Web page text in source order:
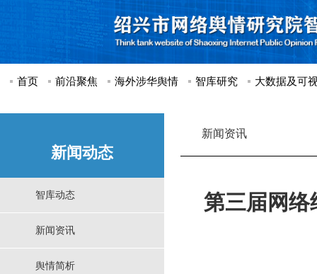
首页 前沿聚焦 海外涉华舆情 智库研究 大数据及可
新闻动态
智库动态
新闻资讯
舆情简析
新闻资讯
第三届网络